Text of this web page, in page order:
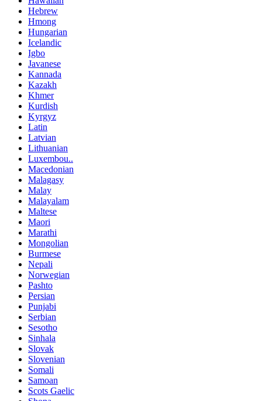
Hebrew
Hmong
Hungarian
Icelandic
Igbo
Javanese
Kannada
Kazakh
Khmer
Kurdish
Kyrgyz
Latin
Latvian
Lithuanian
Luxembou..
Macedonian
Malagasy
Malay
Malayalam
Maltese
Maori
Marathi
Mongolian
Burmese
Nepali
Norwegian
Pashto
Persian
Punjabi
Serbian
Sesotho
Sinhala
Slovak
Slovenian
Somali
Samoan
Scots Gaelic